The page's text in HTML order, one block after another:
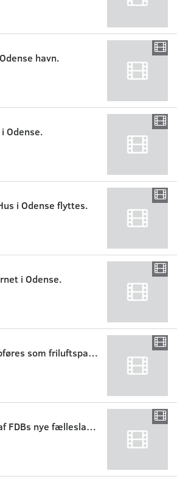
havn.
Odense.
i Odense flyttes.
i Odense.
Aktuelt. I Odense opføres som friluftspantomime "Svinedrengen".
Aktuelt. Indvielsen af FDBs nye fælleslager i Odense.